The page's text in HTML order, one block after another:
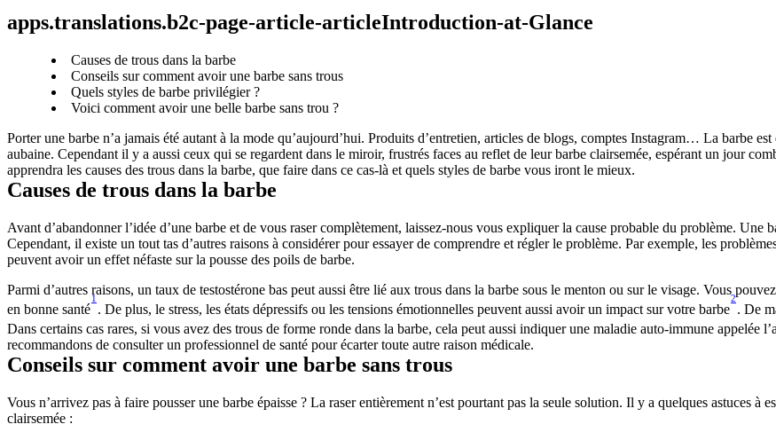
apps.translations.b2c-page-article-articleIntroduction-at-Glance
Causes de trous dans la barbe
Conseils sur comment avoir une barbe sans trous
Quels styles de barbe privilégier ?
Voici comment avoir une belle barbe sans trou ?
Porter une barbe n’a jamais été autant à la mode qu’aujourd’hui. Produits d’entretien, articles de blogs, comptes Instagram… La barbe
aubaine. Cependant il y a aussi ceux qui se regardent dans le miroir, frustrés faces au reflet de leur barbe clairsemée, espérant un jour
apprendra les causes des trous dans la barbe, que faire dans ce cas-là et quels styles de barbe vous iront le mieux.
Causes de trous dans la barbe
Avant d’abandonner l’idée d’une barbe et de vous raser complètement, laissez-nous vous expliquer la cause probable du problème. Une
Cependant, il existe un tout tas d’autres raisons à considérer pour essayer de comprendre et régler le problème. Par exemple, les
peuvent avoir un effet néfaste sur la pousse des poils de barbe.
Parmi d’autres raisons, un taux de testostérone bas peut aussi être lié aux trous dans la barbe sous le menton ou sur le visage. Vous
en bonne santé
1
. De plus, le stress, les états dépressifs ou les tensions émotionnelles peuvent aussi avoir un impact sur votre barbe
2
. De
Dans certains cas rares, si vous avez des trous de forme ronde dans la barbe, cela peut aussi indiquer une maladie auto-immune appelée
recommandons de consulter un professionnel de santé pour écarter toute autre raison médicale.
Conseils sur comment avoir une barbe sans trous
Vous n’arrivez pas à faire pousser une barbe épaisse ? La raser entièrement n’est pourtant pas la seule solution. Il y a quelques astuces
clairsemée :